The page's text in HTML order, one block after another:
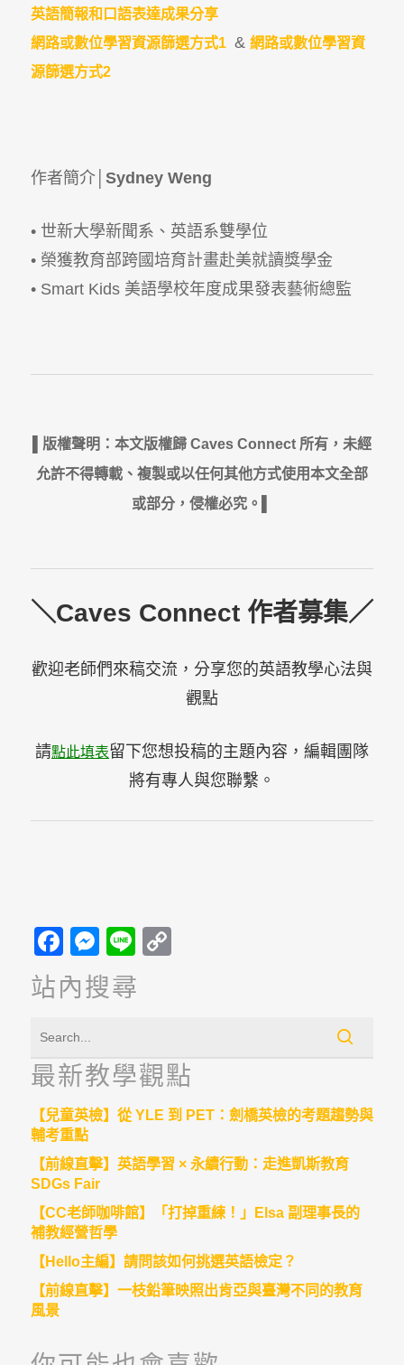
英語簡報和口語表達成果分享
網路或數位學習資源篩選方式1 & 網路或數位學習資
源篩選方式2
作者簡介│ Sydney Weng
• 世新大學新聞系、英語系雙學位
• 榮獲教育部跨國培育計畫赴美就讀獎學金
• Smart Kids 美語學校年度成果發表藝術總監
▌版權聲明：本文版權歸 Caves Connect 所有，未經
允許不得轉載、複製或以任何其他方式使用本文全部
或部分，侵權必究。▌
＼Caves Connect 作者募集／
歡迎老師們來稿交流，分享您的英語教學心法與
觀點
請點此填表留下您想投稿的主題內容，編輯團隊
將有專人與您聯繫。
Facebook
Messenger
Line
站內搜尋
最新教學觀點
【兒童英檢】從 YLE 到 PET：劍橋英檢的考題趨勢與
輔考重點
【前線直擊】英語學習 × 永續行動：走進凱斯教育
SDGs Fair
【CC老師咖啡館】「打掉重練！」Elsa 副理事長的
補教經營哲學
【Hello主編】請問該如何挑選英語檢定？
【前線直擊】一枝鉛筆映照出肯亞與臺灣不同的教育
風景